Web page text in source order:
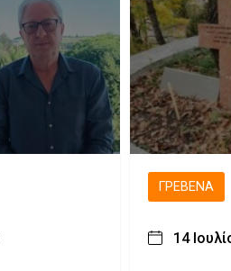
ΓΡΕΒΕΝΆ
14